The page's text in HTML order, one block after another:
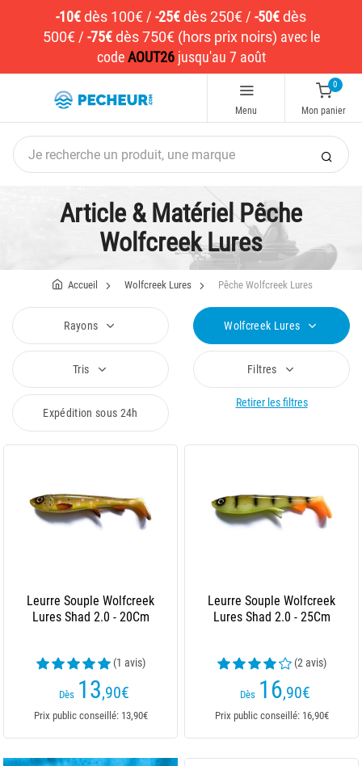
-10€dès 100€ / -25€dès 250€ / -50€dès
500€/ -75€ dès 750€ (hors prix noirs) avec le
codeAOUT26jusqu'au 7 août
Menu
0
Mon panier
Article & Matériel Pêche
Wolfcreek Lures
Accueil Wolfcreek Lures Pêche Wolfcreek Lures
Rayons Wolfcreek Lures
Tris Filtres
Expédition sous 24h
Retirer les filtres
Leurre Souple Wolfcreek
Lures Shad 2.0 - 20Cm
(1 avis)
Dès 13,90€
Prix public conseillé: 13,90€
Leurre Souple Wolfcreek
Lures Shad 2.0 - 25Cm
(2 avis)
Dès 16,90€
Prix public conseillé: 16,90€